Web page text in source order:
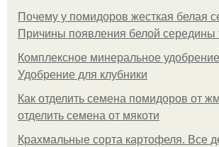
Почему у помидоров жесткая белая
Причины появления белой середины
Комплексное минеральное
Удобрение для клубники
Как отделить семена помидоров от
отделить семена от мякоти
Крахмальные сорта картофеля. Все